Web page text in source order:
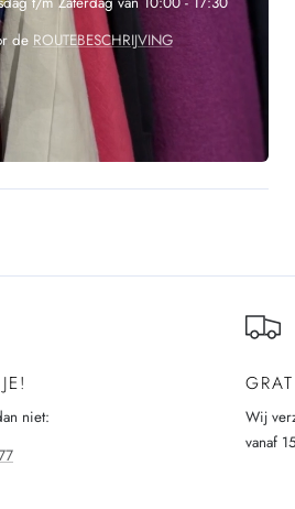
de ROUTEBESCHRIJVING
niet:
Wij
vanaf